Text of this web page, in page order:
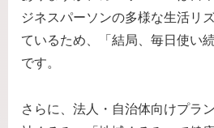
ジネスパーソンの多様な生活リ
ているため、「結局、毎日使い
です。
さらに、法人・自治体向けプラ